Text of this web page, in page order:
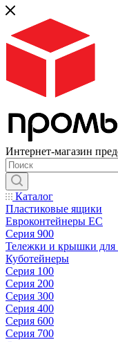
Интернет-магазин
Каталог
Пластиковые ящики
Евроконтейнеры ЕС
Серия 900
Тележки и крышки для
Куботейнеры
Серия 100
Серия 200
Серия 300
Серия 400
Серия 600
Серия 700